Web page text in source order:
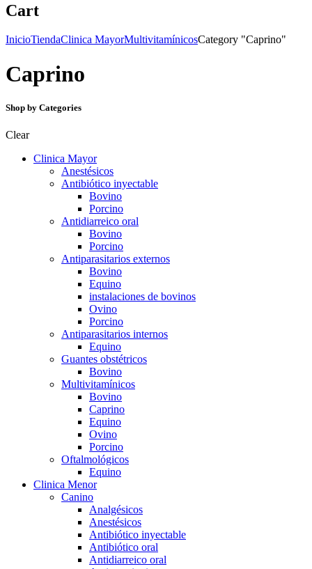
Cart
InicioTiendaClinica MayorMultivitamínicosCategory "Caprino"
Caprino
Shop by Categories
Clear
Clinica Mayor
Anestésicos
Antibiótico inyectable
Bovino
Porcino
Antidiarreico oral
Bovino
Porcino
Antiparasitarios externos
Bovino
Equino
instalaciones de bovinos
Ovino
Porcino
Antiparasitarios internos
Equino
Guantes obstétricos
Bovino
Multivitamínicos
Bovino
Caprino
Equino
Ovino
Porcino
Oftalmológicos
Equino
Clinica Menor
Canino
Analgésicos
Anestésicos
Antibiótico inyectable
Antibiótico oral
Antidiarreico oral